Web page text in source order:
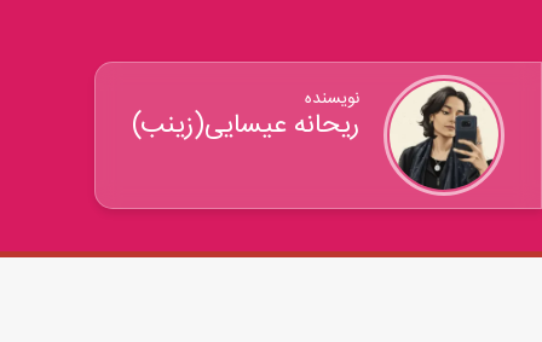
نویسنده
ریحانه عیسایی(زینب)